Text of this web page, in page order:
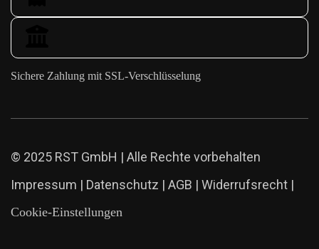
Sichere Zahlung mit SSL-Verschlüsselung
© 2025 RST GmbH | Alle Rechte vorbehalten
Impressum | Datenschutz | AGB | Widerrufsrecht |
Cookie-Einstellungen